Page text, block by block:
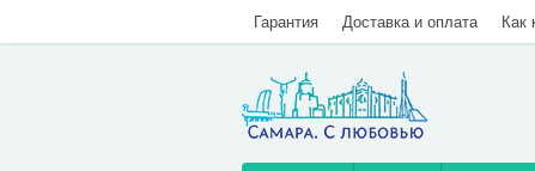
Гарантия Доставка и оплата Как